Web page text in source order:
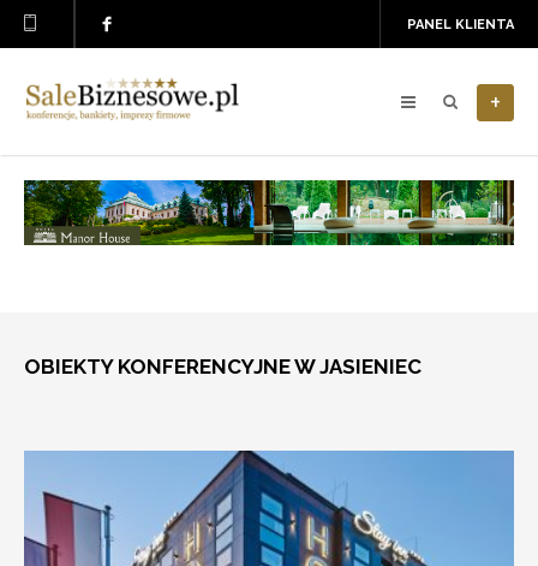
PANEL KLIENTA
+
OBIEKTY KONFERENCYJNE W JASIENIEC